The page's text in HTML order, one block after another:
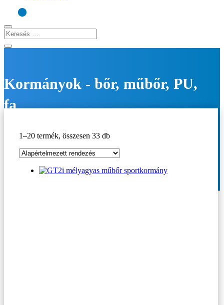
Kormányok - bőr, műbőr, PU,
fa
1–20 termék, összesen 33 db